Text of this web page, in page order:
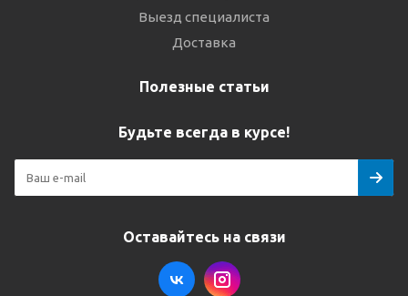
Выезд специалиста
Доставка
Полезные статьи
Будьте всегда в курсе!
Оставайтесь на связи